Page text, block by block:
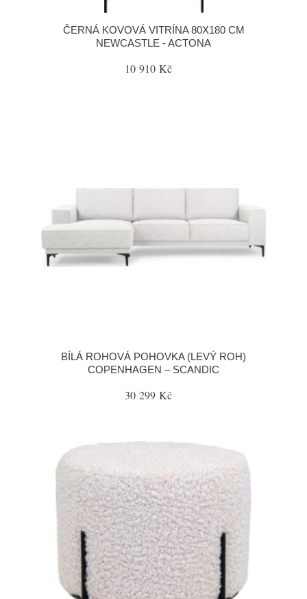
ČERNÁ KOVOVÁ VITRÍNA 80X180 CM
NEWCASTLE - ACTONA
10 910 Kč
BÍLÁ ROHOVÁ POHOVKA (LEVÝ ROH)
COPENHAGEN – SCANDIC
30 299 Kč